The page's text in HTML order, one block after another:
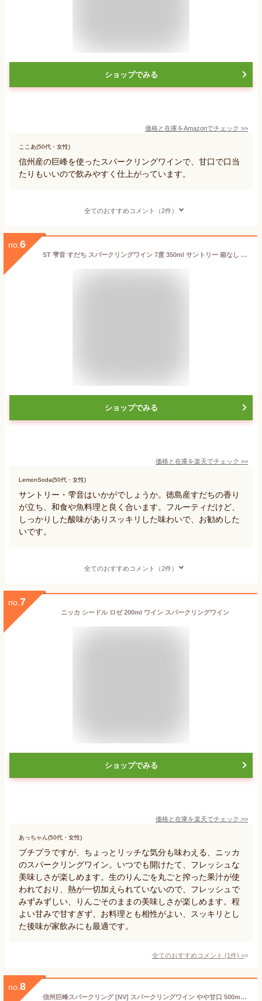
ショップでみる
価格と在庫をAmazonでチェック >>
ここあ(50代・女性)
信州産の巨峰を使ったスパークリングワインで、甘口で口当
たりもいいので飲みやすく仕上がっています。
全てのおすすめコメント（2件）
no. 6
ST 雫音 すだち スパークリングワイン 7度 350ml サントリー 箱なし 国産 しずね wine_DF2QM【スパークリング ワイン お酒 ギフト 誕生日プレゼント 洋酒 suntory お祝い 結婚祝い 退職祝い 内祝い 祖父 ハロウィン 還暦祝い プレゼント 】【ワインならリカオー】
ショップでみる
価格と在庫を楽天でチェック >>
LemonSoda(50代・女性)
サントリー・雫音はいかがでしょうか。徳島産すだちの香り
が立ち、和食や魚料理と良く合います。フルーティだけど、
しっかりした酸味がありスッキリした味わいで、お勧めした
いです。
全てのおすすめコメント（2件）
no. 7
ニッカ シードル ロゼ 200ml ワイン スパークリングワイン
ショップでみる
価格と在庫を楽天でチェック >>
あっちゃん(50代・女性)
プチプラですが、ちょっとリッチな気分も味わえる、ニッカ
のスパークリングワイン。いつでも開けたて、フレッシュな
美味しさが楽しめます。生のりんごを丸ごと搾った果汁が使
われており、熱が一切加えられていないので、フレッシュで
みずみずしい、りんごそのままの美味しさが楽しめます。程
よい甘みで甘すぎず、お料理とも相性がよい、スッキリとし
た後味が家飲みにも最適です。
全てのおすすめコメント (1件) >
no. 8
信州巨峰スパークリング [NV] スパークリングワイン やや甘口 500ml / 日本 長野県塩尻市 信州 アルプスワイン 株式会社アルプス 信州巨峰Sparkling 日本ワイン